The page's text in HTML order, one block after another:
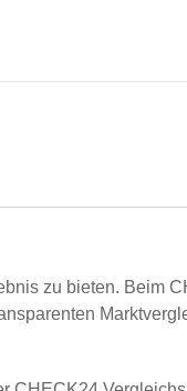
zu bieten. Beim